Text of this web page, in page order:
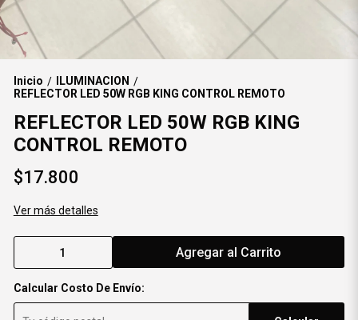
Inicio / ILUMINACION /
REFLECTOR LED 50W RGB KING CONTROL REMOTO
REFLECTOR LED 50W RGB KING
CONTROL REMOTO
$17.800
Ver más detalles
Agregar al Carrito
Calcular Costo De Envío: